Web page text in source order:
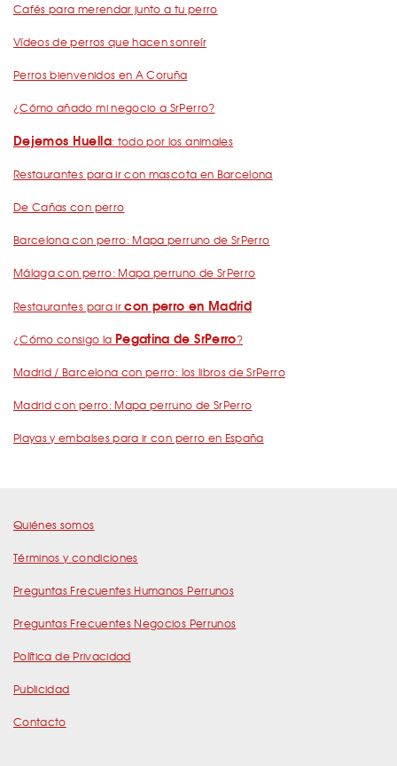
Cafés para merendar junto a tu perro
Vídeos de perros que hacen sonreír
Perros bienvenidos en A Coruña
¿Cómo añado mi negocio a SrPerro?
Dejemos Huella: todo por los animales
Restaurantes para ir con mascota en Barcelona
De Cañas con perro
Barcelona con perro: Mapa perruno de SrPerro
Málaga con perro: Mapa perruno de SrPerro
Restaurantes para ircon perro en Madrid
¿Cómo consigo la Pegatina de SrPerro?
Madrid / Barcelona con perro: los libros de SrPerro
Madrid con perro: Mapa perruno de SrPerro
Playas y embalses para ir con perro en España
Quiénes somos
Términos y condiciones
Preguntas Frecuentes Humanos Perrunos
Preguntas Frecuentes Negocios Perrunos
Política de Privacidad
Publicidad
Contacto